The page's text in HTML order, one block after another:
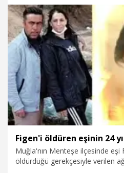
yer alan farkın ise sanatçılara
yapılan ödemelerden
Haluk Levent, söz konusu 1,5
hesabında kalmasını, daha sonra
gönderilmesini istedi. Ben de
23.07.2026 Gündem
Muğla'nın Menteşe ilçesinde eşi
öldürdüğü gerekçesiyle verilen